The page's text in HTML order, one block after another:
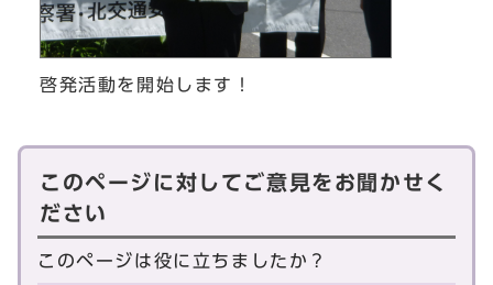
啓発活動を開始します！
このページに対してご意見をお聞かせく
ださい
このページは役に立ちましたか？